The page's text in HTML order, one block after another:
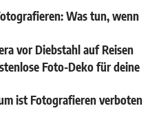
Was tun, wenn
vor Diebstahl auf Reisen
Foto-Deko für deine
ist Fotografieren verboten